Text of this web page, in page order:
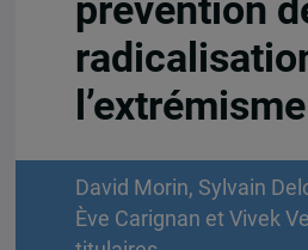
prévention
David Morin, Sylvain
Ève Carignan et Vivek